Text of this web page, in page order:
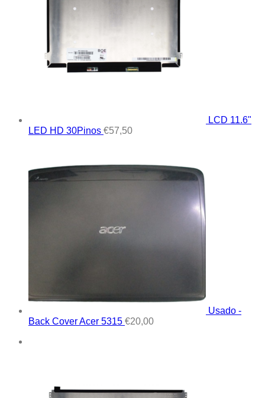
LCD 11.6"
LED HD 30Pinos €57,50
Usado -
Back Cover Acer 5315 €20,00